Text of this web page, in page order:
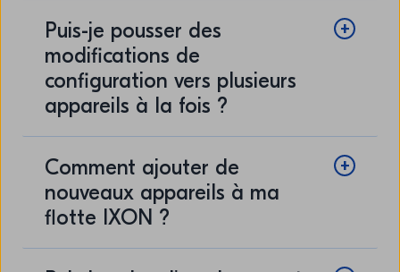
Puis-je pousser des
modifications de
configuration vers plusieurs
appareils à la fois ?
Comment ajouter de
nouveaux appareils à ma
flotte IXON ?